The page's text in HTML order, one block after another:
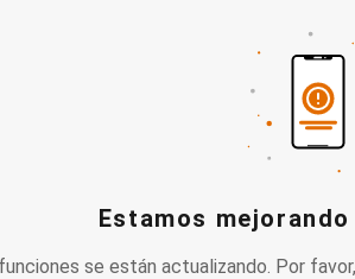
Estamos
se están actualizando. Por